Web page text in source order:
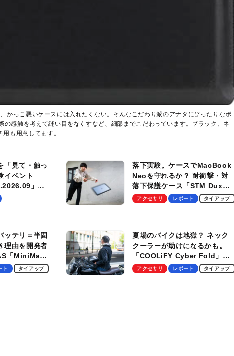
かっこ悪いケースには入れたくない。そんなこだわり派のアナタにぴったりなポ
の感触を考えて縫い目をなくすなど、細部までこだわっています。ブラック、ネ
も用意してます。
「見て・触っ
イベント
」
に開催しま
落下実験。ケースでMacBook
Neoを守れるか？ 耐衝撃・対
落下保護ケース「STM Dux
Ultra」を検証。学生、ビジネ
適！
アクセサリ レポート タイアップ
ッテリ＝半固
理由を開発者
「MiniMag
ューも
ト タイアップ
夏場のバイクは地獄？ ネック
クーラーが助けになるかも。
「COOLiFY Cyber Fold」レ
ビュー。冷却の速さ、密着する
性がグッド！
アクセサリ レポート タイアップ